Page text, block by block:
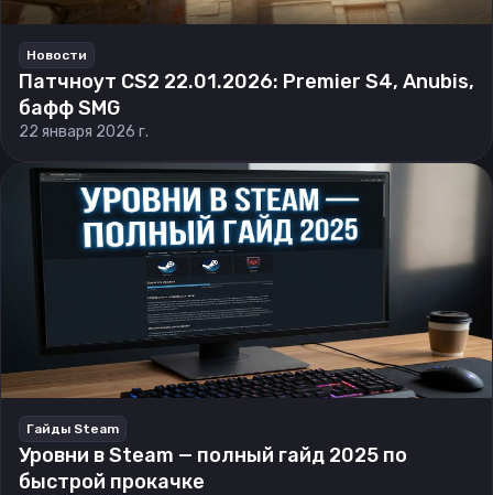
Новости
Патчноут CS2 22.01.2026: Premier S4, Anubis,
бафф SMG
22 января 2026 г.
Гайды Steam
Уровни в Steam — полный гайд 2025 по
быстрой прокачке